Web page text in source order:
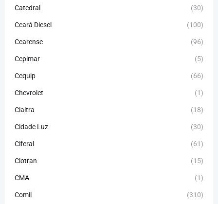
Catedral (30)
Ceará Diesel (100)
Cearense (96)
Cepimar (5)
Cequip (66)
Chevrolet (1)
Cialtra (18)
Cidade Luz (30)
Ciferal (61)
Clotran (15)
CMA (1)
Comil (310)